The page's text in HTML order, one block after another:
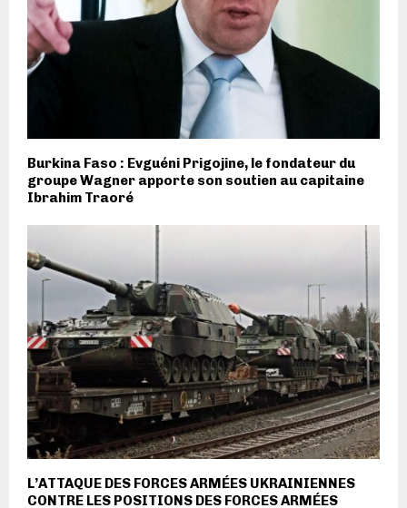
Burkina Faso : Evguéni Prigojine, le fondateur du
groupe Wagner apporte son soutien au capitaine
Ibrahim Traoré
L’ATTAQUE DES FORCES ARMÉES UKRAINIENNES
CONTRE LES POSITIONS DES FORCES ARMÉES